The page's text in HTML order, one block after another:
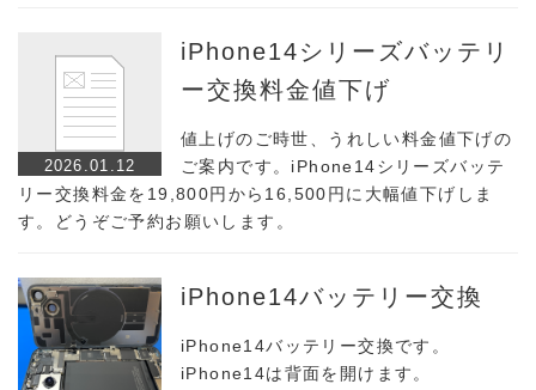
2026.01.12
iPhone14シリーズバッテリ
ー交換料金値下げ
値上げのご時世、うれしい料金値下げの
ご案内です。iPhone14シリーズバッテ
リー交換料金を19,800円から16,500円に大幅値下げしま
す。どうぞご予約お願いします。
iPhone14バッテリー交換
iPhone14バッテリー交換です。
iPhone14は背面を開けます。